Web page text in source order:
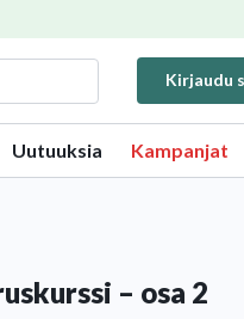
Kirjaudu
Uutuuksia Kampanjat
– osa 2